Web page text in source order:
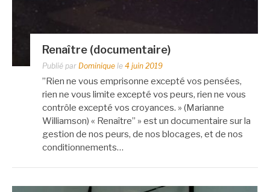
Renaître (documentaire)
Publié par Dominique le 4 juin 2019
”Rien ne vous emprisonne excepté vos pensées,
rien ne vous limite excepté vos peurs, rien ne vous
contrôle excepté vos croyances. » (Marianne
Williamson) « Renaître” » est un documentaire sur la
gestion de nos peurs, de nos blocages, et de nos
conditionnements…